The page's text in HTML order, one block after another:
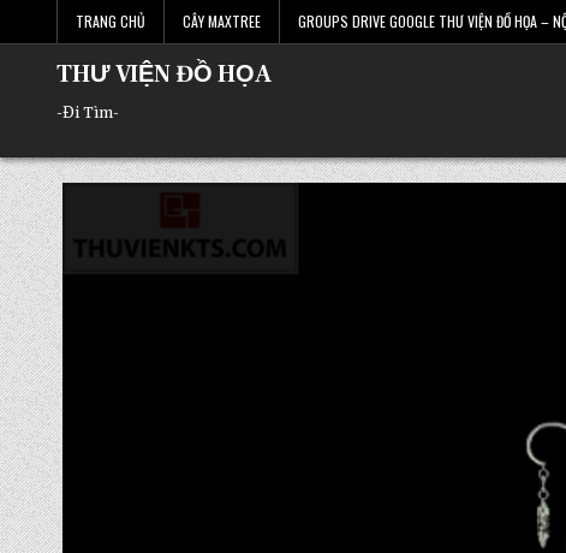
TRANG CHỦ CÂY MAXTREE GROUPS DRIVE GOOGLE THƯ VIỆN ĐỒ HỌA –
THƯ VIỆN ĐỒ HỌA
-Đi Tìm-